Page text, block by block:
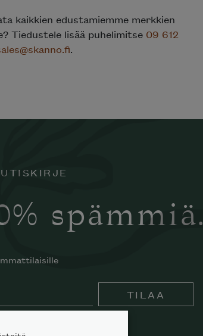
kaikkien edustamiemme merkkien
Tiedustele lisää puhelimitse 09 612
.
spämmiä.
TILAA